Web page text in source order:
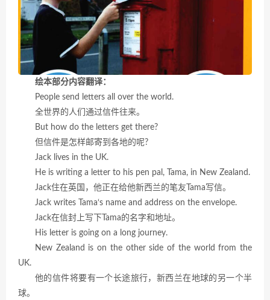
绘本部分内容翻译：
People send letters all over the world.
全世界的人们通过信件往来。
But how do the letters get there?
但信件是怎样邮寄到各地的呢?
Jack lives in the UK.
He is writing a letter to his pen pal, Tama, in New Zealand.
Jack住在英国，他正在给他新西兰的笔友Tama写信。
Jack writes Tama‘s name and address on the envelope.
Jack在信封上写下Tama的名字和地址。
His letter is going on a long journey.
New Zealand is on the other side of the world from the
UK.
他的信件将要有一个长途旅行，新西兰在地球的另一个半
球。